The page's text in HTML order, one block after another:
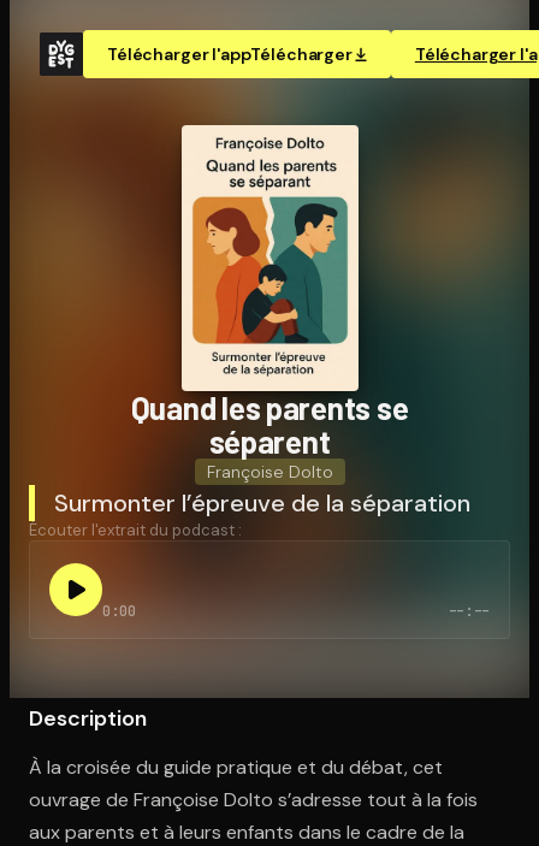
Télécharger l'appTélécharger Télécharger
Ouvre l'app Appareil photo, pointe sur le code. C'est gratuit à
Quand les parents se
séparent
Françoise Dolto
Surmonter l’épreuve de la séparation
Écouter l'extrait du podcast :
0:00 --:--
Description
À la croisée du guide pratique et du débat, cet
ouvrage de Françoise Dolto s’adresse tout à la fois
aux parents et à leurs enfants dans le cadre de la